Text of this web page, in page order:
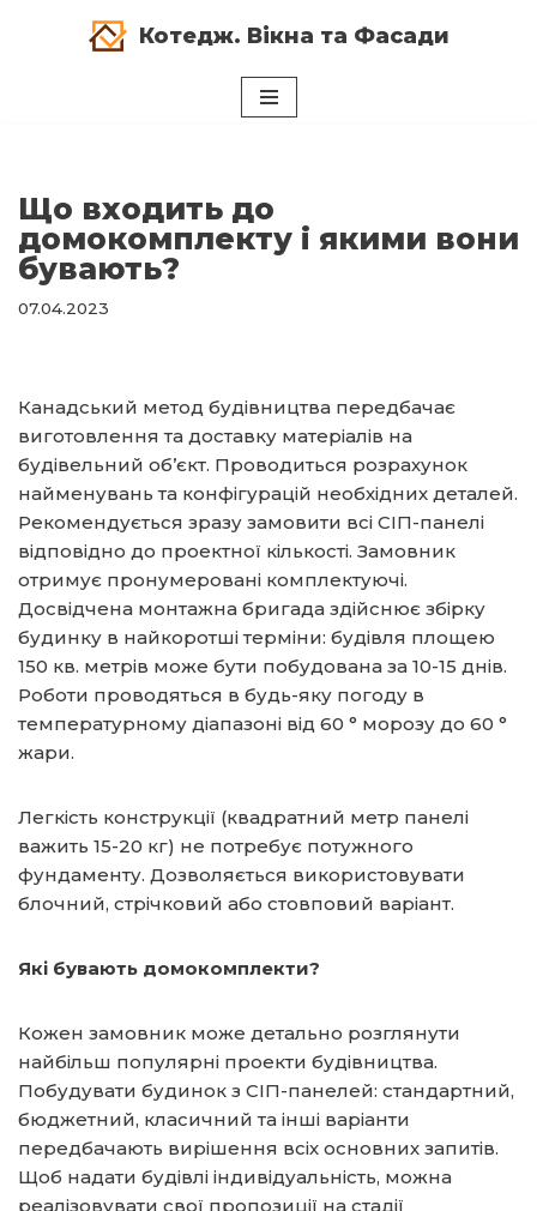
Котедж. Вікна та Фасади
Що входить до
домокомплекту і якими вони
бувають?
07.04.2023
Канадський метод будівництва передбачає
виготовлення та доставку матеріалів на
будівельний об’єкт. Проводиться розрахунок
найменувань та конфігурацій необхідних деталей.
Рекомендується зразу замовити всі СІП-панелі
відповідно до проектної кількості. Замовник
отримує пронумеровані комплектуючі.
Досвідчена монтажна бригада здійснює збірку
будинку в найкоротші терміни: будівля площею
150 кв. метрів може бути побудована за 10-15 днів.
Роботи проводяться в будь-яку погоду в
температурному діапазоні від 60 ° морозу до 60 °
жари.
Легкість конструкції (квадратний метр панелі
важить 15-20 кг) не потребує потужного
фундаменту. Дозволяється використовувати
блочний, стрічковий або стовповий варіант.
Які бувають домокомплекти?
Кожен замовник може детально розглянути
найбільш популярні проекти будівництва.
Побудувати будинок з СІП-панелей: стандартний,
бюджетний, класичний та інші варіанти
передбачають вирішення всіх основних запитів.
Щоб надати будівлі індивідуальність, можна
реалізовувати свої пропозиції на стадії